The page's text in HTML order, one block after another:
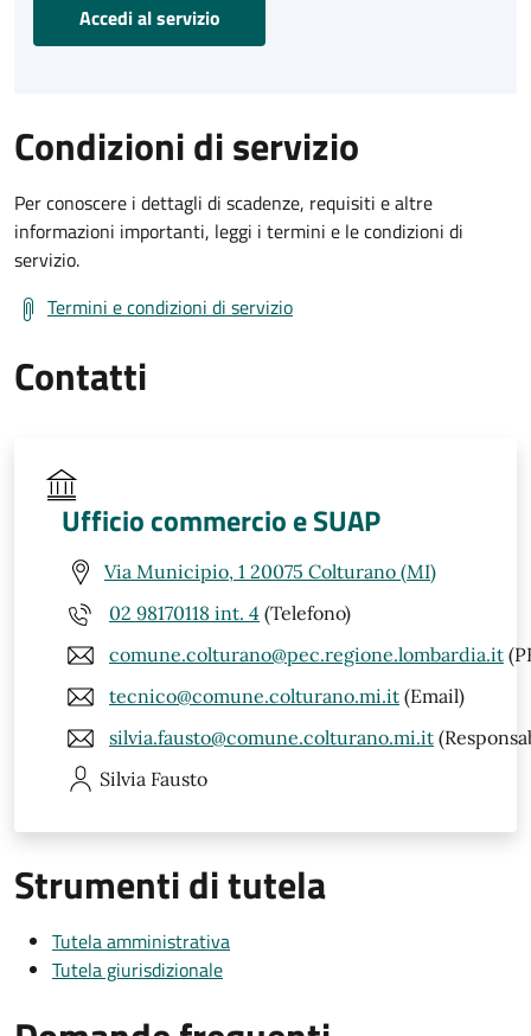
Accedi al servizio
Condizioni di servizio
Per conoscere i dettagli di scadenze, requisiti e altre
informazioni importanti, leggi i termini e le condizioni di
servizio.
Termini e condizioni di servizio
Contatti
Ufficio commercio e SUAP
Via Municipio, 1 20075 Colturano (MI)
02 98170118 int. 4 (Telefono)
comune.colturano@pec.regione.lombardia.it
tecnico@comune.colturano.mi.it (Email)
silvia.fausto@comune.colturano.mi.it
Silvia Fausto
Strumenti di tutela
Tutela amministrativa
Tutela giurisdizionale